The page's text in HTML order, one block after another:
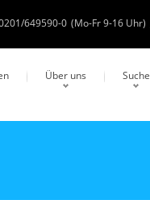
649590-0 (Mo-Fr 9-16 Uhr)
Über uns Suche